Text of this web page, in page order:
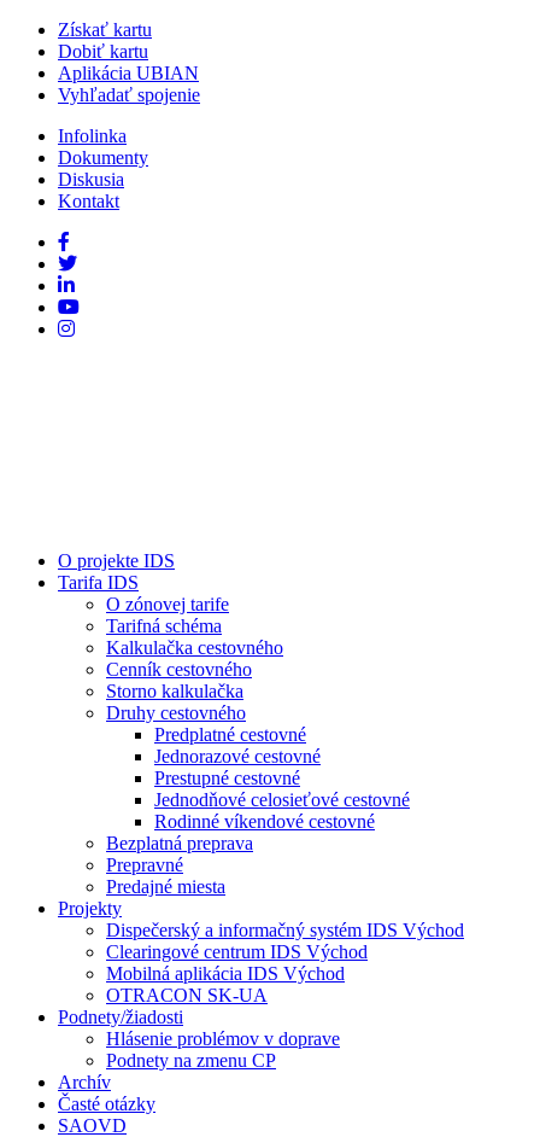
Získať kartu
Dobiť kartu
Aplikácia UBIAN
Vyhľadať spojenie
Infolinka
Dokumenty
Diskusia
Kontakt
O projekte IDS
Tarifa IDS
O zónovej tarife
Tarifná schéma
Kalkulačka cestovného
Cenník cestovného
Storno kalkulačka
Druhy cestovného
Predplatné cestovné
Jednorazové cestovné
Prestupné cestovné
Jednodňové celosieťové cestovné
Rodinné víkendové cestovné
Bezplatná preprava
Prepravné
Predajné miesta
Projekty
Dispečerský a informačný systém IDS Východ
Clearingové centrum IDS Východ
Mobilná aplikácia IDS Východ
OTRACON SK-UA
Podnety/žiadosti
Hlásenie problémov v doprave
Podnety na zmenu CP
Archív
Časté otázky
SAOVD